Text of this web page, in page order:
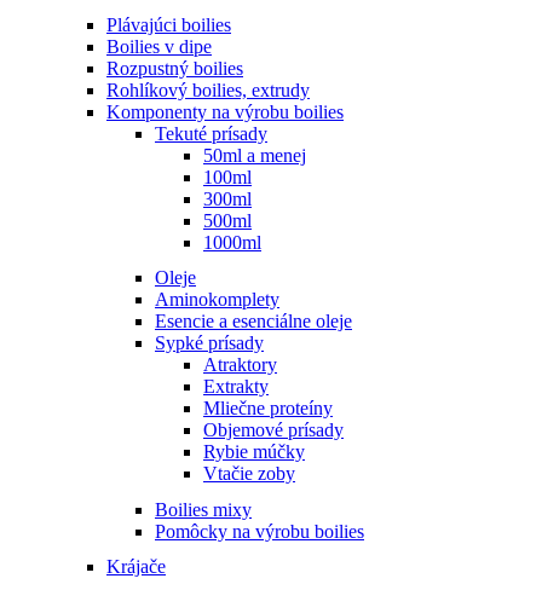
Plávajúci boilies
Boilies v dipe
Rozpustný boilies
Rohlíkový boilies, extrudy
Komponenty na výrobu boilies
Tekuté prísady
50ml a menej
100ml
300ml
500ml
1000ml
Oleje
Aminokomplety
Esencie a esenciálne oleje
Sypké prísady
Atraktory
Extrakty
Mliečne proteíny
Objemové prísady
Rybie múčky
Vtačie zoby
Boilies mixy
Pomôcky na výrobu boilies
Krájače